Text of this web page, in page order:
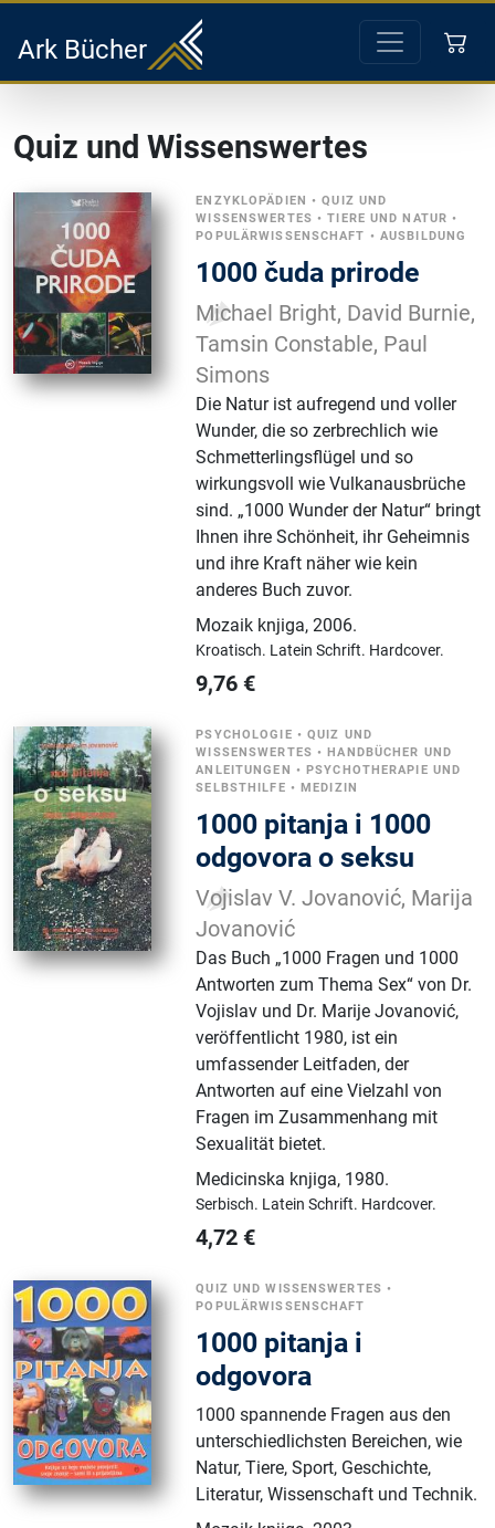
Ark Bücher
Quiz und Wissenswertes
ENZYKLOPÄDIEN •QUIZ UND
WISSENSWERTES •TIERE UND NATUR •
POPULÄRWISSENSCHAFT • AUSBILDUNG
1000 čuda prirode
Michael Bright, David Burnie,
Tamsin Constable, Paul
Simons
Die Natur ist aufregend und voller
Wunder, die so zerbrechlich wie
Schmetterlingsflügel und so
wirkungsvoll wie Vulkanausbrüche
sind. „1000 Wunder der Natur“ bringt
Ihnen ihre Schönheit, ihr Geheimnis
und ihre Kraft näher wie kein
anderes Buch zuvor.
Mozaik knjiga,2006.
Kroatisch. Latein Schrift. Hardcover.
9,76 €
PSYCHOLOGIE •QUIZ UND
WISSENSWERTES •HANDBÜCHER UND
ANLEITUNGEN •PSYCHOTHERAPIE UND
SELBSTHILFE •MEDIZIN
1000 pitanja i 1000
odgovora o seksu
Vojislav V. Jovanović, Marija
Jovanović
Das Buch „1000 Fragen und 1000
Antworten zum Thema Sex“ von Dr.
Vojislav und Dr. Marije Jovanović,
veröffentlicht 1980, ist ein
umfassender Leitfaden, der
Antworten auf eine Vielzahl von
Fragen im Zusammenhang mit
Sexualität bietet.
Medicinska knjiga, 1980.
Serbisch. Latein Schrift. Hardcover.
4,72 €
QUIZ UND WISSENSWERTES •
POPULÄRWISSENSCHAFT
1000 pitanja i
odgovora
1000 spannende Fragen aus den
unterschiedlichsten Bereichen, wie
Natur, Tiere, Sport, Geschichte,
Literatur, Wissenschaft und Technik.